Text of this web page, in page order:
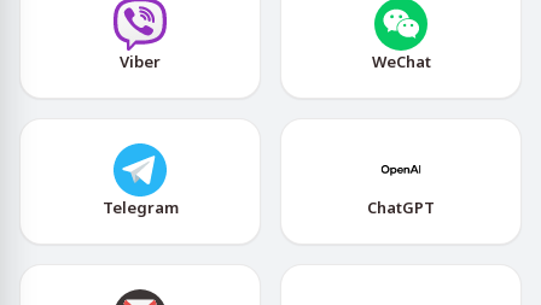
Viber WeChat
Telegram ChatGPT